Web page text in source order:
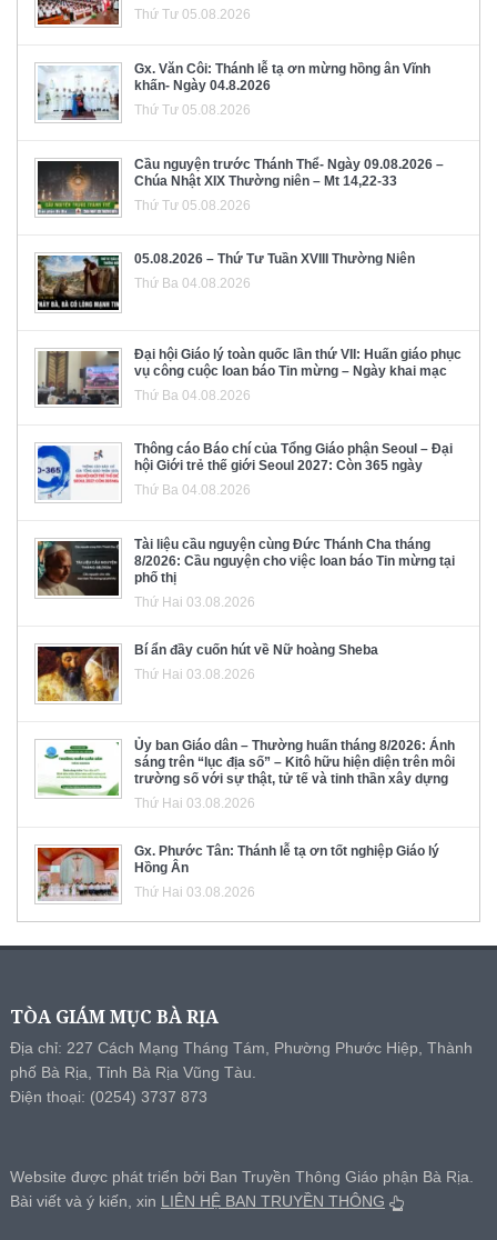
Thứ Tư 05.08.2026
Gx. Văn Côi: Thánh lễ tạ ơn mừng hồng ân Vĩnh
khấn- Ngày 04.8.2026
Thứ Tư 05.08.2026
Cầu nguyện trước Thánh Thể- Ngày 09.08.2026 –
Chúa Nhật XIX Thường niên – Mt 14,22-33
Thứ Tư 05.08.2026
05.08.2026 – Thứ Tư Tuần XVIII Thường Niên
Thứ Ba 04.08.2026
Đại hội Giáo lý toàn quốc lần thứ VII: Huấn giáo phục
vụ công cuộc loan báo Tin mừng – Ngày khai mạc
Thứ Ba 04.08.2026
Thông cáo Báo chí của Tổng Giáo phận Seoul – Đại
hội Giới trẻ thế giới Seoul 2027: Còn 365 ngày
Thứ Ba 04.08.2026
Tài liệu cầu nguyện cùng Đức Thánh Cha tháng
8/2026: Cầu nguyện cho việc loan báo Tin mừng tại
phố thị
Thứ Hai 03.08.2026
Bí ẩn đầy cuốn hút về Nữ hoàng Sheba
Thứ Hai 03.08.2026
Ủy ban Giáo dân – Thường huấn tháng 8/2026: Ánh
sáng trên “lục địa số” – Kitô hữu hiện diện trên môi
trường số với sự thật, tử tế và tinh thần xây dựng
Thứ Hai 03.08.2026
Gx. Phước Tân: Thánh lễ tạ ơn tốt nghiệp Giáo lý
Hồng Ân
Thứ Hai 03.08.2026
TÒA GIÁM MỤC BÀ RỊA
Địa chỉ: 227 Cách Mạng Tháng Tám, Phường Phước Hiệp, Thành
phố Bà Rịa, Tỉnh Bà Rịa Vũng Tàu.
Điện thoại: (0254) 3737 873
Website được phát triển bởi Ban Truyền Thông Giáo phận Bà Rịa.
Bài viết và ý kiến, xin LIÊN HỆ BAN TRUYỀN THÔNG